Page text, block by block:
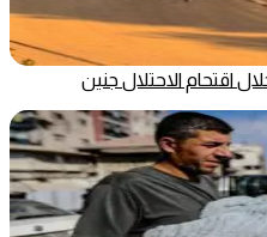
اقتحام الاحتلال جنين